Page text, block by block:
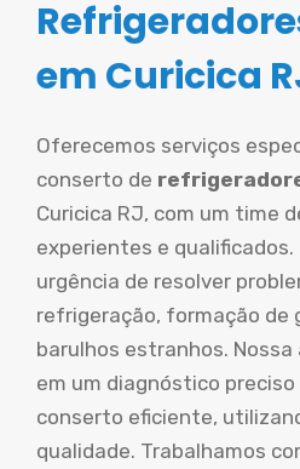
em Curicica
Oferecemos serviços
conserto de
Curicica RJ, com um time
experientes e qualificados.
urgência de resolver
refrigeração, formação de
barulhos estranhos.
em um diagnóstico preciso
conserto eficiente,
qualidade. Trabalhamos